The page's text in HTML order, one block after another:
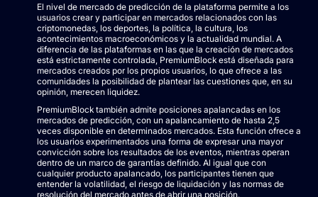
El nivel de mercado de predicción de la plataforma permite a los
usuarios crear y participar en mercados relacionados con las
criptomonedas, los deportes, la política, la cultura, los
acontecimientos macroeconómicos y la actualidad mundial. A
diferencia de las plataformas en las que la creación de mercados
está estrictamente controlada, PremiumBlock está diseñada para
mercados creados por los propios usuarios, lo que ofrece a las
comunidades la posibilidad de plantear las cuestiones que, en su
opinión, merecen liquidez.
PremiumBlock también admite posiciones apalancadas en los
mercados de predicción, con un apalancamiento de hasta 2,5
veces disponible en determinados mercados. Esta función ofrece a
los usuarios experimentados una forma de expresar una mayor
convicción sobre los resultados de los eventos, mientras operan
dentro de un marco de garantías definido. Al igual que con
cualquier producto apalancado, los participantes tienen que
entender la volatilidad, el riesgo de liquidación y las normas de
resolución del mercado antes de abrir una posición.